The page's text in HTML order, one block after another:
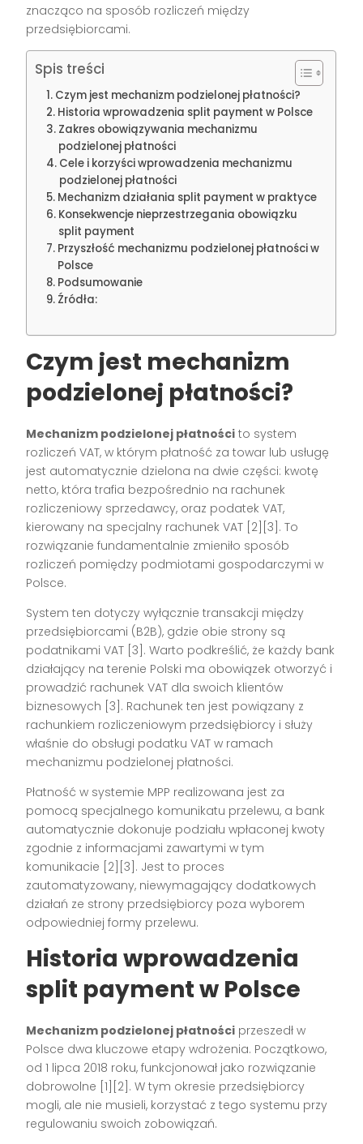
znacząco na sposób rozliczeń między
przedsiębiorcami.
Spis treści
Czym jest mechanizm podzielonej płatności?
Historia wprowadzenia split payment w Polsce
Zakres obowiązywania mechanizmu
podzielonej płatności
Cele i korzyści wprowadzenia mechanizmu
podzielonej płatności
Mechanizm działania split payment w praktyce
Konsekwencje nieprzestrzegania obowiązku
split payment
Przyszłość mechanizmu podzielonej płatności w
Polsce
Podsumowanie
Źródła:
Czym jest mechanizm
podzielonej płatności?
Mechanizm podzielonej płatności to system
rozliczeń VAT, w którym płatność za towar lub usługę
jest automatycznie dzielona na dwie części: kwotę
netto, która trafia bezpośrednio na rachunek
rozliczeniowy sprzedawcy, oraz podatek VAT,
kierowany na specjalny rachunek VAT [2][3]. To
rozwiązanie fundamentalnie zmieniło sposób
rozliczeń pomiędzy podmiotami gospodarczymi w
Polsce.
System ten dotyczy wyłącznie transakcji między
przedsiębiorcami (B2B), gdzie obie strony są
podatnikami VAT [3]. Warto podkreślić, że każdy bank
działający na terenie Polski ma obowiązek otworzyć i
prowadzić rachunek VAT dla swoich klientów
biznesowych [3]. Rachunek ten jest powiązany z
rachunkiem rozliczeniowym przedsiębiorcy i służy
właśnie do obsługi podatku VAT w ramach
mechanizmu podzielonej płatności.
Płatność w systemie MPP realizowana jest za
pomocą specjalnego komunikatu przelewu, a bank
automatycznie dokonuje podziału wpłaconej kwoty
zgodnie z informacjami zawartymi w tym
komunikacie [2][3]. Jest to proces
zautomatyzowany, niewymagający dodatkowych
działań ze strony przedsiębiorcy poza wyborem
odpowiedniej formy przelewu.
Historia wprowadzenia
split payment w Polsce
Mechanizm podzielonej płatności przeszedł w
Polsce dwa kluczowe etapy wdrożenia. Początkowo,
od 1 lipca 2018 roku, funkcjonował jako rozwiązanie
dobrowolne [1][2]. W tym okresie przedsiębiorcy
mogli, ale nie musieli, korzystać z tego systemu przy
regulowaniu swoich zobowiązań.